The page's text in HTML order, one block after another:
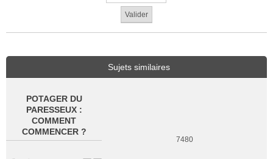
Sujets similaires
POTAGER DU
PARESSEUX :
COMMENT
COMMENCER ?
7480